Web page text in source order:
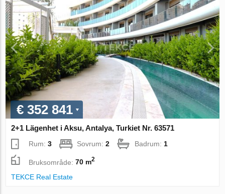
€ 352 841
2+1 Lägenhet i Aksu, Antalya, Turkiet Nr. 63571
Rum:3 Sovrum:2 Badrum: 1
Bruksområde:70 m2
TEKCE Real Estate